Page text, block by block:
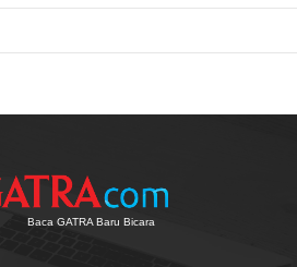
Baca GATRA Baru Bicara